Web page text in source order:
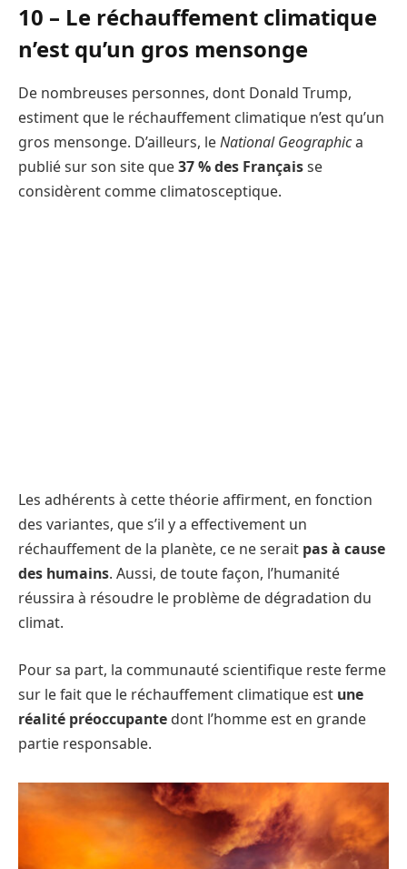
10 – Le réchauffement climatique
n’est qu’un gros mensonge
De nombreuses personnes, dont Donald Trump,
estiment que le réchauffement climatique n’est qu’un
gros mensonge. D’ailleurs, leNational Geographica
publié sur son site que37 % des Françaisse
considèrent comme climatosceptique.
Les adhérents à cette théorie affirment, en fonction
des variantes, que s’il y a effectivement un
réchauffement de la planète, ce ne serait pas à cause
des humains. Aussi, de toute façon, l’humanité
réussira à résoudre le problème de dégradation du
climat.
Pour sa part, la communauté scientifique reste ferme
sur le fait que le réchauffement climatique est une
réalité préoccupante dont l’homme est en grande
partie responsable.